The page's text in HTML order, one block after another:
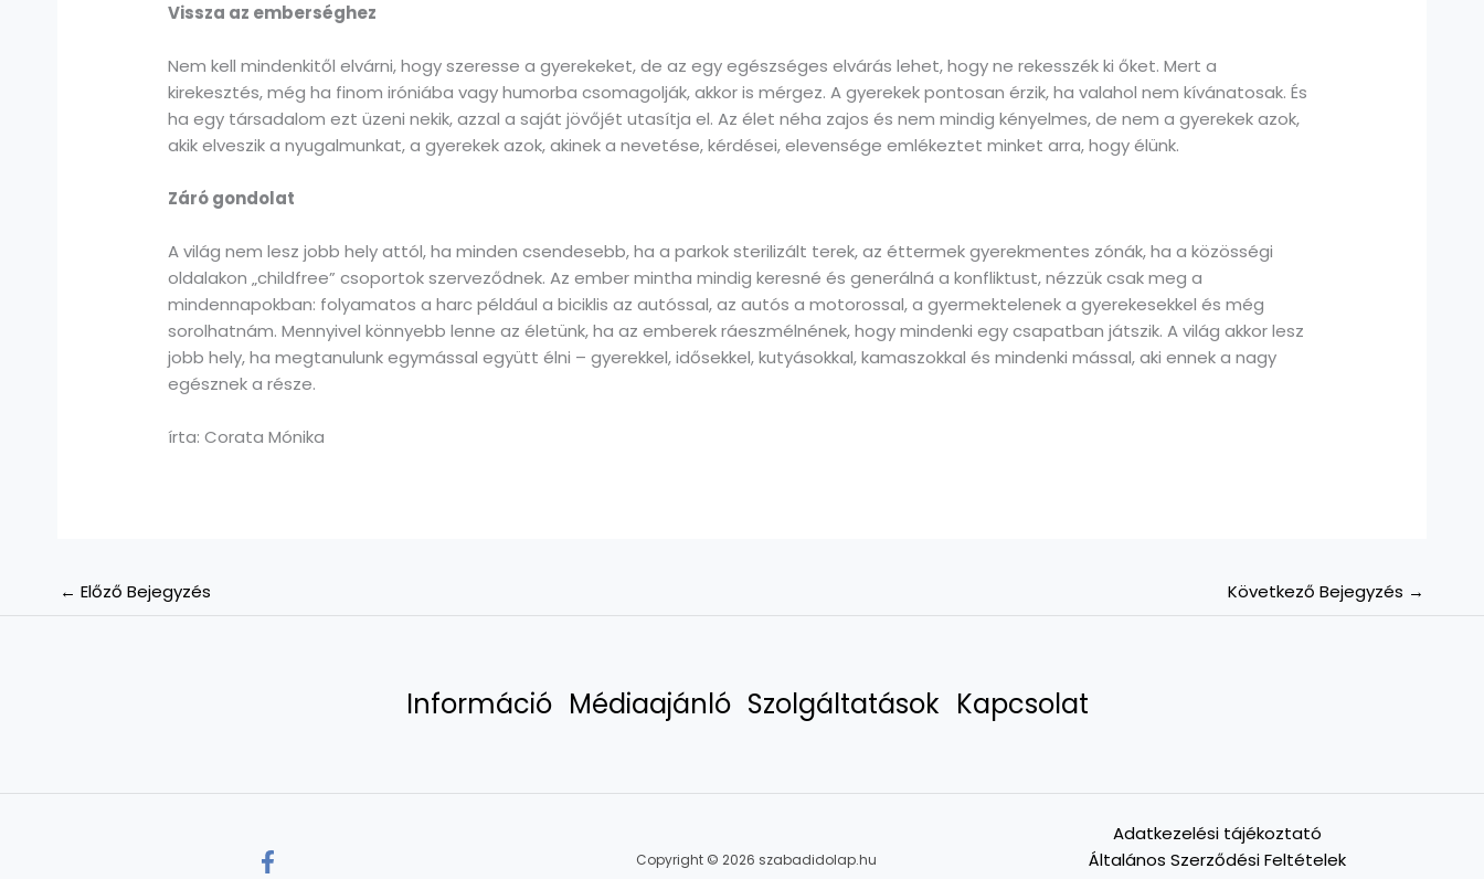
Vissza az emberséghez
Nem kell mindenkitől elvárni, hogy szeresse a gyerekeket, de az egy egészséges elvárás lehet, hogy ne rekesszék ki őket. Mert a
kirekesztés, még ha finom iróniába vagy humorba csomagolják, akkor is mérgez. A gyerekek pontosan érzik, ha valahol nem kívánatosak. És
ha egy társadalom ezt üzeni nekik, azzal a saját jövőjét utasítja el. Az élet néha zajos és nem mindig kényelmes, de nem a gyerekek azok,
akik elveszik a nyugalmunkat, a gyerekek azok, akinek a nevetése, kérdései, elevensége emlékeztet minket arra, hogy élünk.
Záró gondolat
A világ nem lesz jobb hely attól, ha minden csendesebb, ha a parkok sterilizált terek, az éttermek gyerekmentes zónák, ha a közösségi
oldalakon „childfree” csoportok szerveződnek. Az ember mintha mindig keresné és generálná a konfliktust, nézzük csak meg a
mindennapokban: folyamatos a harc például a biciklis az autóssal, az autós a motorossal, a gyermektelenek a gyerekesekkel és még
sorolhatnám. Mennyivel könnyebb lenne az életünk, ha az emberek ráeszmélnének, hogy mindenki egy csapatban játszik. A világ akkor lesz
jobb hely, ha megtanulunk egymással együtt élni – gyerekkel, idősekkel, kutyásokkal, kamaszokkal és mindenki mással, aki ennek a nagy
egésznek a része.
írta: Corata Mónika
← Előző Bejegyzés Következő Bejegyzés →
Információ Médiaajánló Szolgáltatások Kapcsolat
Copyright © 2026 szabadidolap.hu
Adatkezelési tájékoztató
Általános Szerződési Feltételek